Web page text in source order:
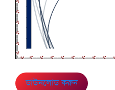
ডাউনলোড করুন